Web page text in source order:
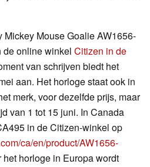
Mouse Goalie AW1656-
de online winkel Citizen in de
van schrijven biedt het
aan. Het horloge staat ook in
merk, voor dezelfde prijs, maar
van 1 tot 15 juni. In Canada
in de Citizen-winkel op
ca/en/product/AW1656-
het horloge in Europa wordt